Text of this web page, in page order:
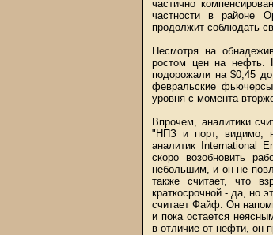
частично
частности в районе
продолжит соблюдать
Несмотря на
ростом цен на нефть.
подорожали на $0,45
февральские
уровня с момента
Впрочем, аналитики
"НПЗ и порт, видимо,
аналитик International
скоро возобновить
небольшим, и он не
также считает, что
краткосрочной - да, но
считает Файф. Он
и пока остается
в отличие от нефти, он